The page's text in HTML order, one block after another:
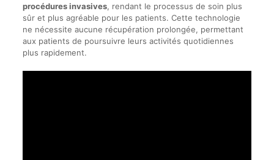
procédures invasives, rendant le processus de soin plus
sûr et plus agréable pour les patients. Cette technologie
ne nécessite aucune récupération prolongée, permettant
aux patients de poursuivre leurs activités quotidiennes
plus rapidement.